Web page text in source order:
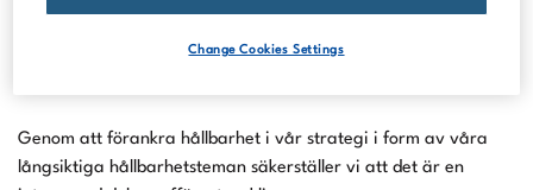
Genom att förankra hållbarhet i vår strategi i form av våra
långsiktiga hållbarhetsteman säkerställer vi att det är en
Change Cookies Settings